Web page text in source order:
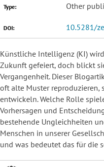
Type: Other
DOI: 10.5281/
Künstliche Intelligenz (KI)
Zukunft gefeiert, doch blickt
Vergangenheit. Dieser
oft alte Muster reproduzieren,
entwickeln. Welche Rolle
Vorhersagen und
bestehende Ungleichheiten
Menschen in unserer
und was bedeutet das für die